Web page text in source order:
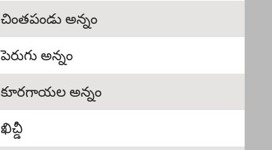
చింతపండు అన్నం
పెరుగు అన్నం
కూరగాయల అన్నం
ఖిచ్డీ